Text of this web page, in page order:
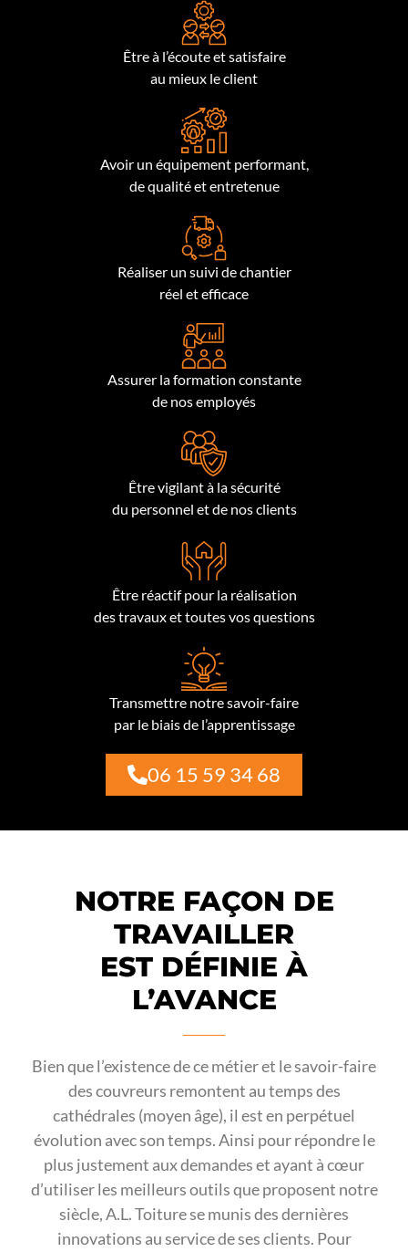
Être à l’écoute et satisfaire
au mieux le client
Avoir un équipement performant,
de qualité et entretenue
Réaliser un suivi de chantier
réel et efficace
Assurer la formation constante
de nos employés
Être vigilant à la sécurité
du personnel et de nos clients
Être réactif pour la réalisation
des travaux et toutes vos questions
Transmettre notre savoir-faire
par le biais de l’apprentissage
06 15 59 34 68
NOTRE FAÇON DE
TRAVAILLER
EST DÉFINIE À
L’AVANCE
Bien que l’existence de ce métier et le savoir-faire
des couvreurs remontent au temps des
cathédrales (moyen âge), il est en perpétuel
évolution avec son temps. Ainsi pour répondre le
plus justement aux demandes et ayant à cœur
d’utiliser les meilleurs outils que proposent notre
siècle, A.L. Toiture se munis des dernières
innovations au service de ses clients. Pour